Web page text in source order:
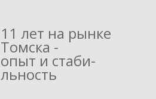
11 лет на рынке
Томска -
опыт и стаби­
льность